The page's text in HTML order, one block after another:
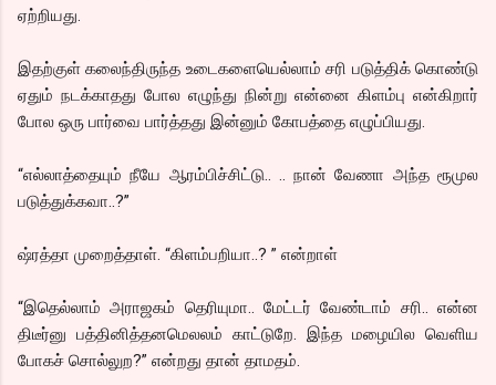
ஏற்றியது.
இதற்குள் கலைந்திருந்த உடைகளையெல்லாம் சரி படுத்திக் கொண்டு
ஏதும் நடக்காதது போல எழுந்து நின்று என்னை கிளம்பு என்கிறார்
போல ஒரு பார்வை பார்த்தது இன்னும் கோபத்தை எழுப்பியது.
“எல்லாத்தையும் நீயே ஆரம்பிச்சிட்டு.. .. நான் வேணா அந்த ரூமுல
படுத்துக்கவா..?”
ஷ்ரத்தா முறைத்தாள். “கிளம்பறியா..? ” என்றாள்
“இதெல்லாம் அராஜகம் தெரியுமா.. மேட்டர் வேண்டாம் சரி.. என்ன
திடீர்னு பத்தினித்தனமெலலம் காட்டுறே. இந்த மழையில வெளிய
போகச் சொல்லுற?” என்றது தான் தாமதம்.